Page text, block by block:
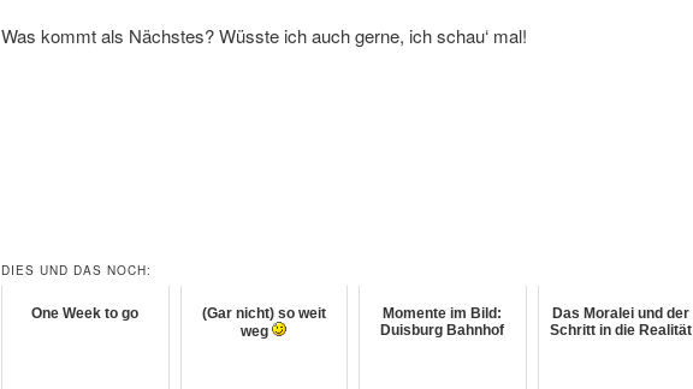
Was kommt als Nächstes? Wüsste ich auch gerne, ich schau‘ mal!
DIES UND DAS NOCH:
One Week to go
(Gar nicht) so weit
weg
Momente im Bild:
Duisburg Bahnhof
Das Moralei und der
Schritt in die Realität